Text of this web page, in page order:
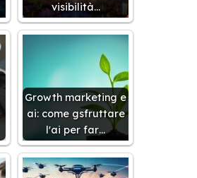
visibilità…
Growth marketing e
ai: come gsfruttare
l'ai per far…